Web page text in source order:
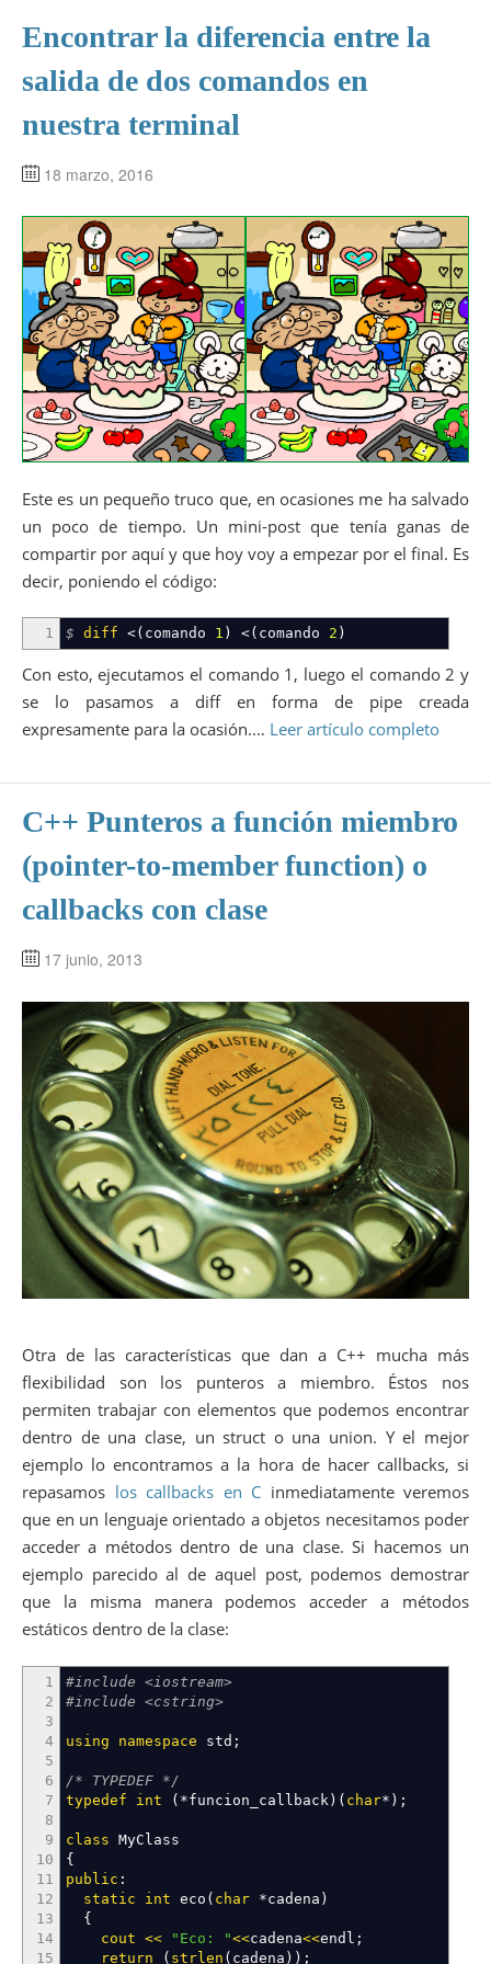
Encontrar la diferencia entre la
salida de dos comandos en
nuestra terminal
18 marzo, 2016
Este es un pequeño truco que, en ocasiones me ha salvado
un poco de tiempo. Un mini-post que tenía ganas de
compartir por aquí y que hoy voy a empezar por el final. Es
decir, poniendo el código:
1 $ diff <( comando 1 ) <( comando 2 )
Con esto, ejecutamos el comando 1, luego el comando 2 y
se lo pasamos a diff en forma de pipe creada
expresamente para la ocasión.… Leer artículo completo
C++ Punteros a función miembro
(pointer-to-member function) o
callbacks con clase
17 junio, 2013
Otra de las características que dan a C++ mucha más
flexibilidad son los punteros a miembro. Éstos nos
permiten trabajar con elementos que podemos encontrar
dentro de una clase, un struct o una union. Y el mejor
ejemplo lo encontramos a la hora de hacer callbacks, si
repasamos los callbacks en C inmediatamente veremos
que en un lenguaje orientado a objetos necesitamos poder
acceder a métodos dentro de una clase. Si hacemos un
ejemplo parecido al de aquel post, podemos demostrar
que la misma manera podemos acceder a métodos
estáticos dentro de la clase:
1
2
3
4
5
6
7
8
9
10
11
12
13
14
15
#include <iostream>
#include <cstring>
using namespace std ;
/* TYPEDEF */
typedef
int ( *funcion_callback ) ( char* ) ;
class MyClass
{
public :
static
int eco ( char *cadena )
{
cout << "Eco: "<<cadena<<endl ;
return
( strlen ( cadena ) ) ;